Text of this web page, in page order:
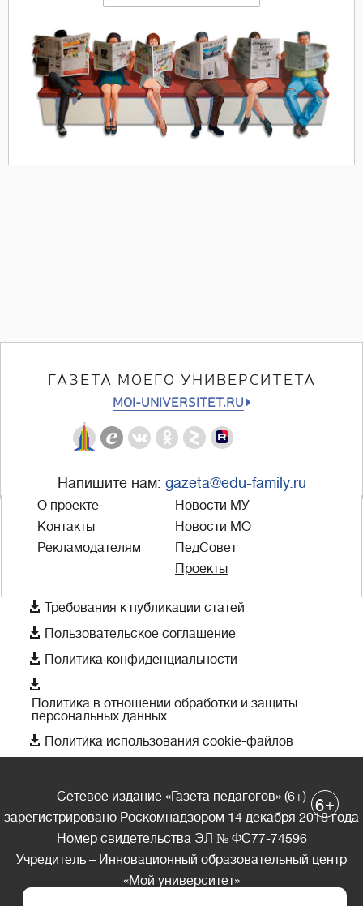
ГАЗЕТА МОЕГО УНИВЕРСИТЕТА
MOI-UNIVERSITET.RU
Напишите нам: gazeta@edu-family.ru
О проекте
Контакты
Рекламодателям
Новости МУ
Новости МО
ПедСовет
Проекты
 Требования к публикации статей
 Пользовательское соглашение
 Политика конфиденциальности

Политика в отношении обработки и защиты
персональных данных
 Политика использования cookie-файлов
Сетевое издание «Газета педагогов» (6+)
зарегистрировано Роскомнадзором 14 декабря 2018 года
Номер свидетельства ЭЛ № ФС77-74596
Учредитель – Инновационный образовательный центр
«Мой университет»
6+